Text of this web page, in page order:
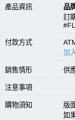
產品資訊 品
訂
付款方式
加
銷售情形 供
注意事項
購物須知 版
如